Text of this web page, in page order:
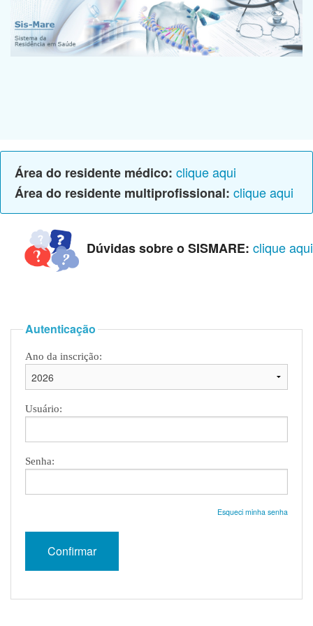
Área do residente médico: clique aqui
Área do residente multiprofissional: clique aqui
Dúvidas sobre o SISMARE: clique aqui
Autenticação
Ano da inscrição:
Usuário:
Senha:
Esqueci minha senha